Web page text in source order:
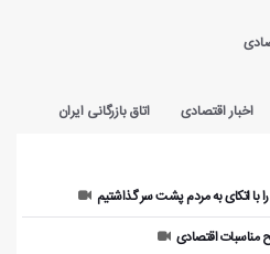
اخبار اقتصادی اتاق بازرگانی ایران
اتکای به مردم پشت سر گذاشتیم
مناسبات اقتصادی